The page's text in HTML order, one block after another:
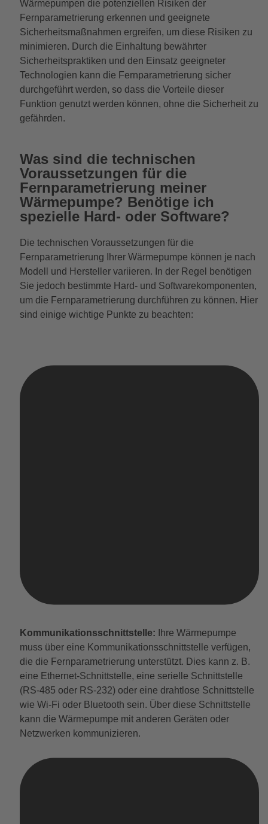
Wärmepumpen die potenziellen Risiken der
Fernparametrierung erkennen und geeignete
Sicherheitsmaßnahmen ergreifen, um diese Risiken zu
minimieren. Durch die Einhaltung bewährter
Sicherheitspraktiken und den Einsatz geeigneter
Technologien kann die Fernparametrierung sicher
durchgeführt werden, so dass die Vorteile dieser
Funktion genutzt werden können, ohne die Sicherheit zu
gefährden.
Was sind die technischen
Voraussetzungen für die
Fernparametrierung meiner
Wärmepumpe? Benötige ich
spezielle Hard- oder Software?
Die technischen Voraussetzungen für die
Fernparametrierung Ihrer Wärmepumpe können je nach
Modell und Hersteller variieren. In der Regel benötigen
Sie jedoch bestimmte Hard- und Softwarekomponenten,
um die Fernparametrierung durchführen zu können. Hier
sind einige wichtige Punkte zu beachten:
Kommunikationsschnittstelle:
Ihre Wärmepumpe
muss über eine Kommunikationsschnittstelle verfügen,
die die Fernparametrierung unterstützt. Dies kann z. B.
eine Ethernet-Schnittstelle, eine serielle Schnittstelle
(RS-485 oder RS-232) oder eine drahtlose Schnittstelle
wie Wi-Fi oder Bluetooth sein. Über diese Schnittstelle
kann die Wärmepumpe mit anderen Geräten oder
Netzwerken kommunizieren.